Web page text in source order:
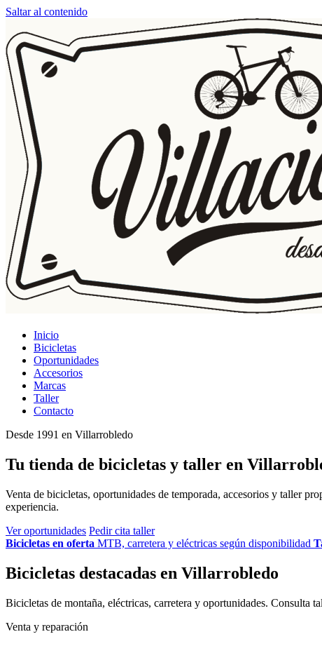
Saltar al contenido
Inicio
Bicicletas
Oportunidades
Accesorios
Marcas
Taller
Contacto
Desde 1991 en Villarrobledo
Tu tienda de bicicletas y taller en
Venta de bicicletas, oportunidades de temporada, accesorios y taller
experiencia.
Ver oportunidades Pedir cita taller
Bicicletas en oferta MTB, carretera y eléctricas según disponibilidad
Bicicletas destacadas en Villarrobledo
Bicicletas de montaña, eléctricas, carretera y oportunidades. Consulta
Venta y reparación